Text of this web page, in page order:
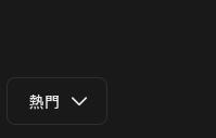
熱門